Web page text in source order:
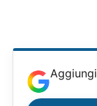
Aggiungi